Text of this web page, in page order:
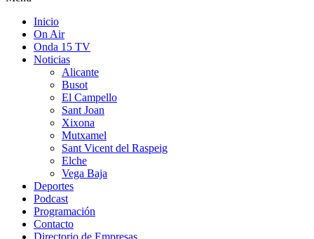
Inicio
On Air
Onda 15 TV
Noticias
Alicante
Busot
El Campello
Sant Joan
Xixona
Mutxamel
Sant Vicent del Raspeig
Elche
Vega Baja
Deportes
Podcast
Programación
Contacto
Directorio de Empresas